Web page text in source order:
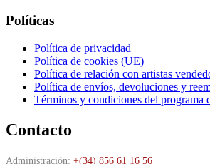
Políticas
Política de privacidad
Política de cookies (UE)
Política de relación con artistas
Política de envíos, devoluciones y
Términos y condiciones del programa
Contacto
Administración: +(34) 856 61 16 56